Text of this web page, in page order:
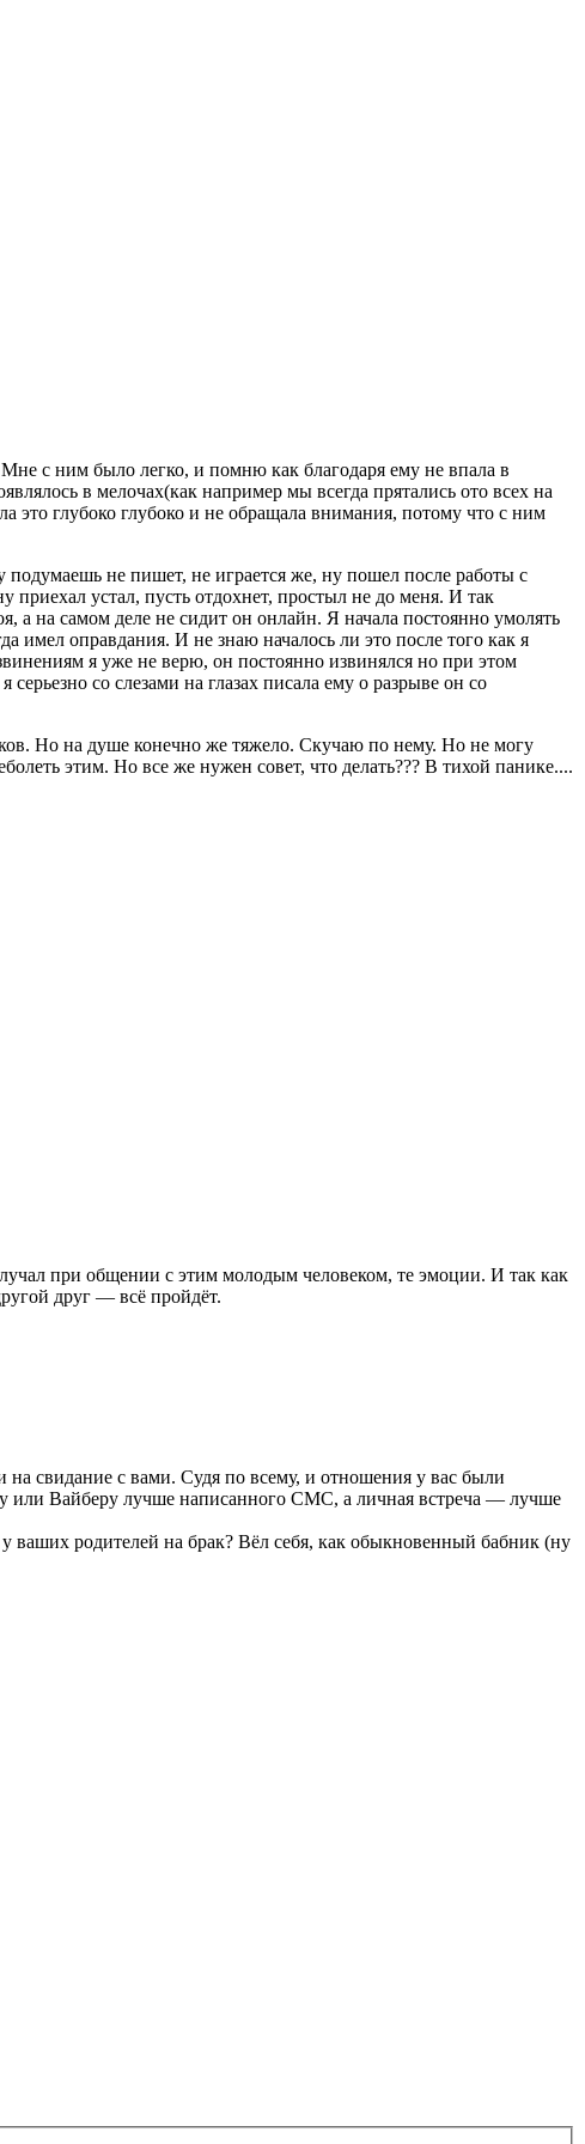
с ним было легко, и помню как благодаря ему не впала в
в мелочах(как например мы всегда прятались ото всех на
это глубоко глубоко и не обращала внимания, потому что с ним
подумаешь не пишет, не играется же, ну пошел после работы с
приехал устал, пусть отдохнет, простыл не до меня. И так
а на самом деле не сидит он онлайн. Я начала постоянно умолять
имел оправдания. И не знаю началось ли это после того как я
я уже не верю, он постоянно извинялся но при этом
со слезами на глазах писала ему о разрыве он со
Но на душе конечно же тяжело. Скучаю по нему. Но не могу
этим. Но все же нужен совет, что делать??? В тихой панике....
при общении с этим молодым человеком, те эмоции. И так как
друг — всё пройдёт.
свидание с вами. Судя по всему, и отношения у вас были
или Вайберу лучше написанного СМС, а личная встреча — лучше
ваших родителей на брак? Вёл себя, как обыкновенный бабник (ну